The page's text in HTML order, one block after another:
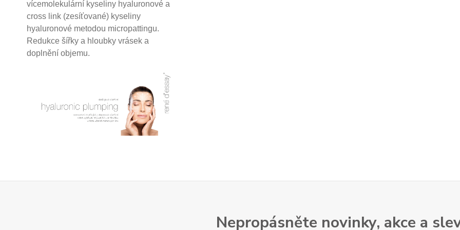
vícemolekulární kyseliny hyaluronové a
cross link (zesíťované) kyseliny
hyaluronové metodou micropattingu.
Redukce šířky a hloubky vrásek a
doplnění objemu.
Nepropásněte novinky, akce a